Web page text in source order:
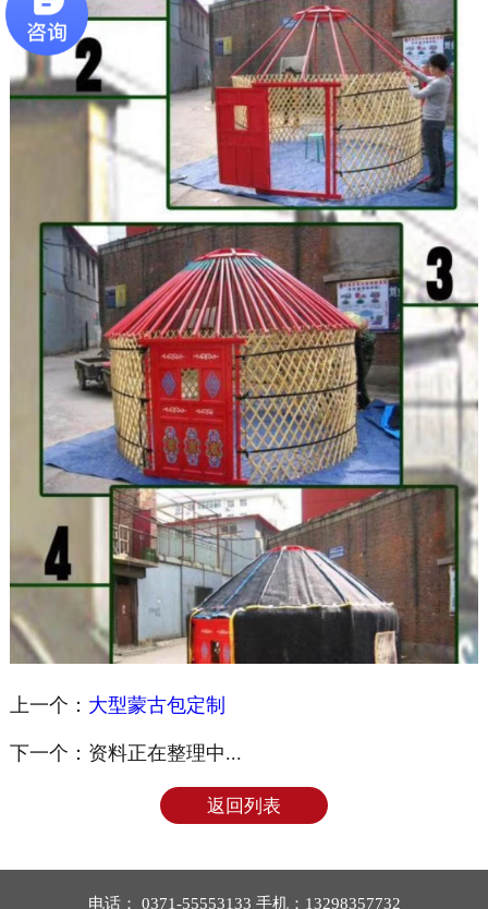
上一个： 大型蒙古包定制
下一个： 资料正在整理中...
返回列表
电话： 0371-55553133 手机：13298357732